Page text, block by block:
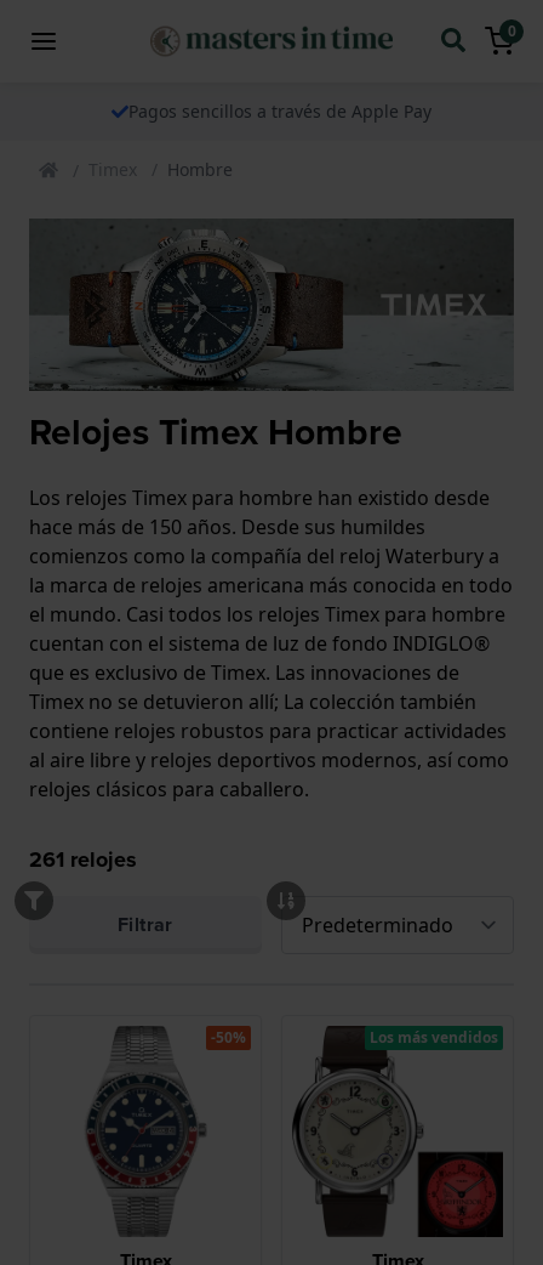
0
Pagos sencillos a través de Apple Pay
Timex Hombre
Relojes Timex Hombre
Los relojes Timex para hombre han existido desde
hace más de 150 años. Desde sus humildes
comienzos como la compañía del reloj Waterbury a
la marca de relojes americana más conocida en todo
el mundo. Casi todos los relojes Timex para hombre
cuentan con el sistema de luz de fondo INDIGLO®
que es exclusivo de Timex. Las innovaciones de
Timex no se detuvieron allí; La colección también
contiene relojes robustos para practicar actividades
al aire libre y relojes deportivos modernos, así como
relojes clásicos para caballero.
261 relojes
Filtrar
-50% Los más vendidos